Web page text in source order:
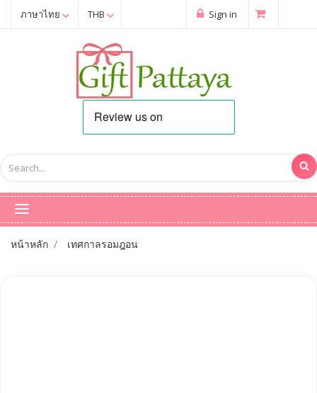
ภาษาไทย THB Sign in
หน้าหลัก เทศกาลรอมฎอน